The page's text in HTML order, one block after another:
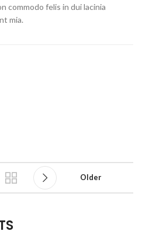
commodo felis in dui lacinia
mia.
Older